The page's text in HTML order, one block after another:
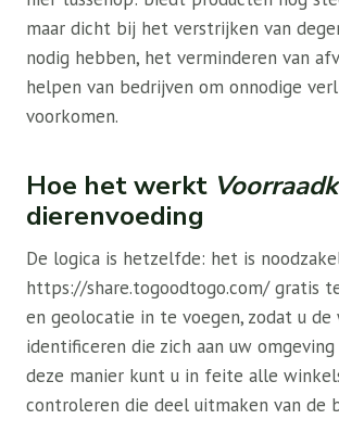
maar dicht bij het verstrijken van
nodig hebben, het verminderen van
helpen van bedrijven om onnodige
voorkomen.
Hoe het werkt
dierenvoeding
De logica is hetzelfde: het is
https://share.togoodtogo.com/ gratis
en geolocatie in te voegen, zodat u
identificeren die zich aan uw omgeving
deze manier kunt u in feite alle
controleren die deel uitmaken van de